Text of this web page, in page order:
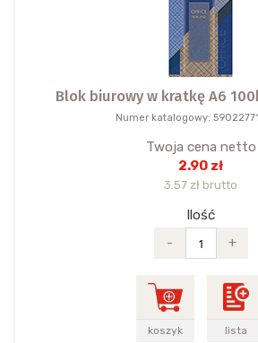
Blok biurowy w kratkę A6
Numer katalogowy:
Twoja cena netto
2.90 zł
3.57 zł brutto
Ilość
-
+
koszyk lista